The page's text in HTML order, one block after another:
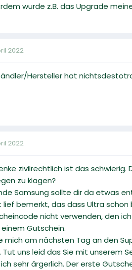
wurde z.B. das Upgrade
2022
Hersteller hat
2022
zivilrechtlich ist das
zu klagen?
Samsung sollte dir da etwas
lief bemerkt, das dass Ultra
nicht verwenden, den
Gutschein.
mich am nächsten Tag an den
Tut uns leid das Sie mit unserem
sehr ärgerlich. Der erste